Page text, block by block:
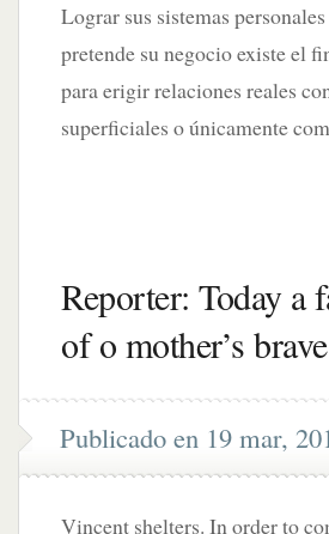
Lograr sus sistemas
pretende su negocio existe el
para erigir relaciones reales
superficiales o únicamente
Reporter: Today a
of o mother’s brave
Publicado en 19 mar,
Vincent shelters. In order to